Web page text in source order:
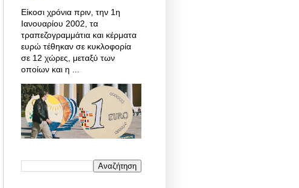
Είκοσι χρόνια πριν, την 1η
Ιανουαρίου 2002, τα
τραπεζογραμμάτια και κέρματα
ευρώ τέθηκαν σε κυκλοφορία
σε 12 χώρες, μεταξύ των
οποίων και η ...